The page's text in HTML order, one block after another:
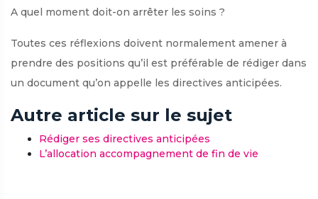
A quel moment doit-on arrêter les soins ?
Toutes ces réflexions doivent normalement amener à
prendre des positions qu’il est préférable de rédiger dans
un document qu’on appelle les directives anticipées.
Autre article sur le sujet
Rédiger ses directives anticipées
L’allocation accompagnement de fin de vie